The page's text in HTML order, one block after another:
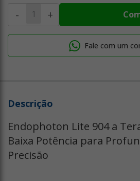
- +
Fale com um
Descrição
Endophoton Lite 904 a
Baixa Potência para
Precisão